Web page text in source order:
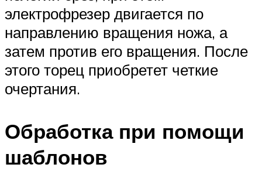
электрофрезер двигается по
направлению вращения ножа, а
затем против его вращения. После
этого торец приобретет четкие
очертания.
Обработка при помощи
шаблонов